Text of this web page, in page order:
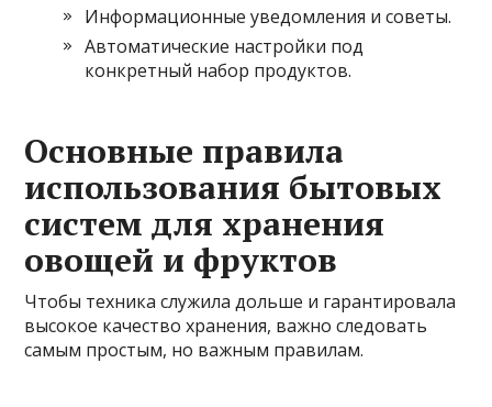
Информационные уведомления и советы.
Автоматические настройки под
конкретный набор продуктов.
Основные правила
использования бытовых
систем для хранения
овощей и фруктов
Чтобы техника служила дольше и гарантировала
высокое качество хранения, важно следовать
самым простым, но важным правилам.